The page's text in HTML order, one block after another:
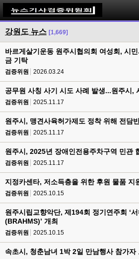
강원도 뉴스 [1,669]
바르게살기운동 원주시협의회 여성회, 시
금 기탁
검증위원 2026.03.24
공무원 사칭 사기 시도 사례 발생...원주시,
검증위원 2025.11.17
원주시, 맹견사육허가제도 정착 위해 전담
검증위원 2025.11.17
원주시, 2025년 장애인전용주차구역 민관
검증위원 2025.11.17
지정카센타, 저소득층을 위한 후원 물품 지
검증위원 2025.10.15
원주시립교향악단, 제194회 정기연주회 ‘
(BRAHMS)’ 개최
검증위원 2025.10.15
속초시, 청춘남녀 1박 2일 만남행사 참가자